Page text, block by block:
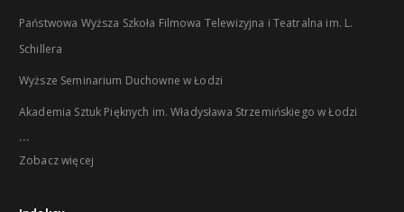
Państwowa Wyższa Szkoła Filmowa Telewizyjna i Teatralna im. L.
Schillera
Wyższe Seminarium Duchowne w Łodzi
Akademia Sztuk Pięknych im. Władysława Strzemińskiego w Łodzi
...
Zobacz więcej